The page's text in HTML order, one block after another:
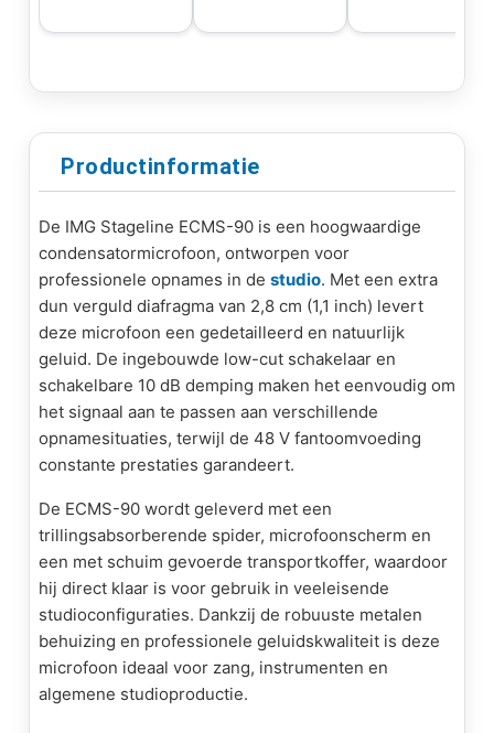
Productinformatie
De IMG Stageline ECMS-90 is een hoogwaardige
condensatormicrofoon, ontworpen voor
professionele opnames in de studio. Met een extra
dun verguld diafragma van 2,8 cm (1,1 inch) levert
deze microfoon een gedetailleerd en natuurlijk
geluid. De ingebouwde low-cut schakelaar en
schakelbare 10 dB demping maken het eenvoudig om
het signaal aan te passen aan verschillende
opnamesituaties, terwijl de 48 V fantoomvoeding
constante prestaties garandeert.
De ECMS-90 wordt geleverd met een
trillingsabsorberende spider, microfoonscherm en
een met schuim gevoerde transportkoffer, waardoor
hij direct klaar is voor gebruik in veeleisende
studioconfiguraties. Dankzij de robuuste metalen
behuizing en professionele geluidskwaliteit is deze
microfoon ideaal voor zang, instrumenten en
algemene studioproductie.